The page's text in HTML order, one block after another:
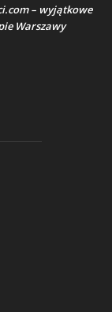
– wyjątkowe
Warszawy